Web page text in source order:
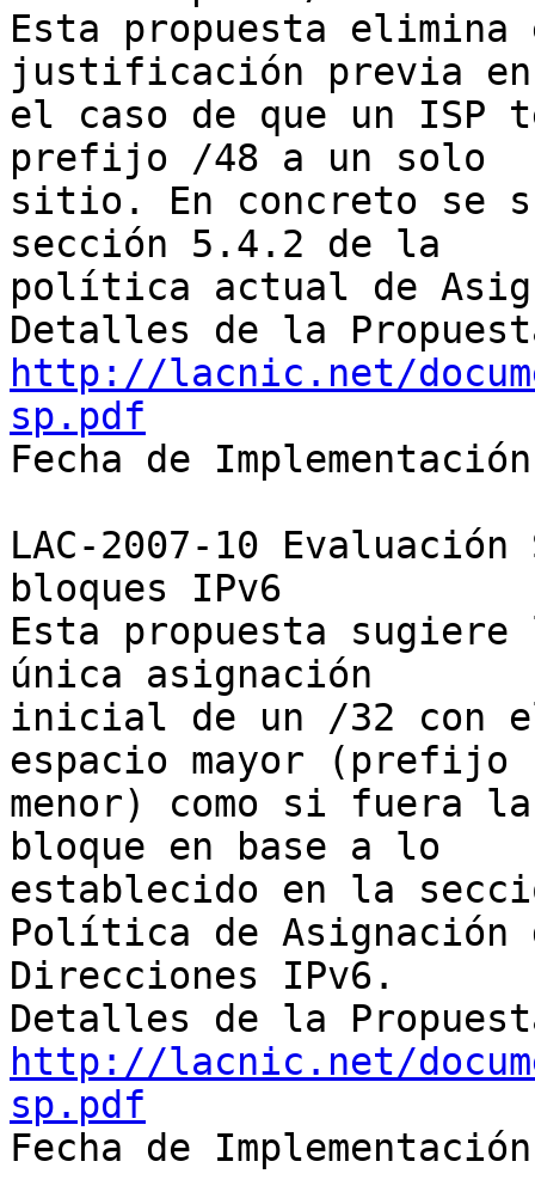
Esta propuesta
justificación previa en
el caso de que un ISP
prefijo /48 a un solo
sitio. En concreto se
sección 5.4.2 de la
política actual de
http://lacnic.net/
sp.pdf
Fecha de
LAC-2007-10
bloques IPv6
Esta propuesta
única asignación
inicial de un /32 con
espacio mayor (prefijo
menor) como si fuera
bloque en base a lo
establecido en la
Política de
Direcciones IPv6.
http://lacnic.net/
sp.pdf
Fecha de